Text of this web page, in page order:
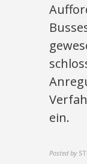
ein.
Posted by